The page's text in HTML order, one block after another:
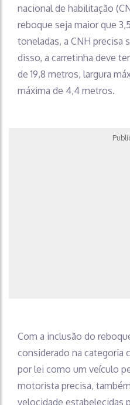
nacional de habilitação
reboque seja maior que
toneladas, a CNH precisa
disso, a carretinha deve
de 19,8 metros, largura
máxima de 4,4 metros.
Com a inclusão do
considerado na categoria
por lei como um veículo
motorista precisa,
velocidade estabelecidas